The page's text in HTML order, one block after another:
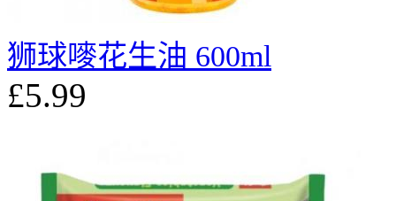
狮球嘜花生油 600ml
£5.99